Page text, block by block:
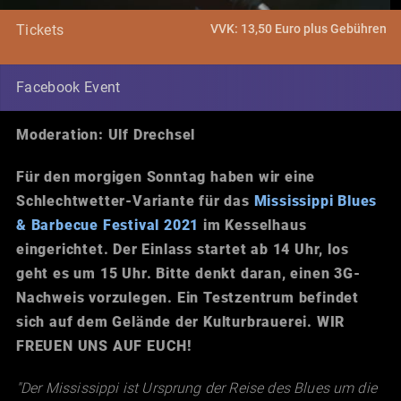
Tickets VVK: 13,50 Euro plus Gebühren
Facebook Event
Moderation: Ulf Drechsel
Für den morgigen Sonntag haben wir eine
Schlechtwetter-Variante für das Mississippi Blues
& Barbecue Festival 2021 im Kesselhaus
eingerichtet. Der Einlass startet ab 14 Uhr, los
geht es um 15 Uhr. Bitte denkt daran, einen 3G-
Nachweis vorzulegen. Ein Testzentrum befindet
sich auf dem Gelände der Kulturbrauerei. WIR
FREUEN UNS AUF EUCH!
"Der Mississippi ist Ursprung der Reise des Blues um die